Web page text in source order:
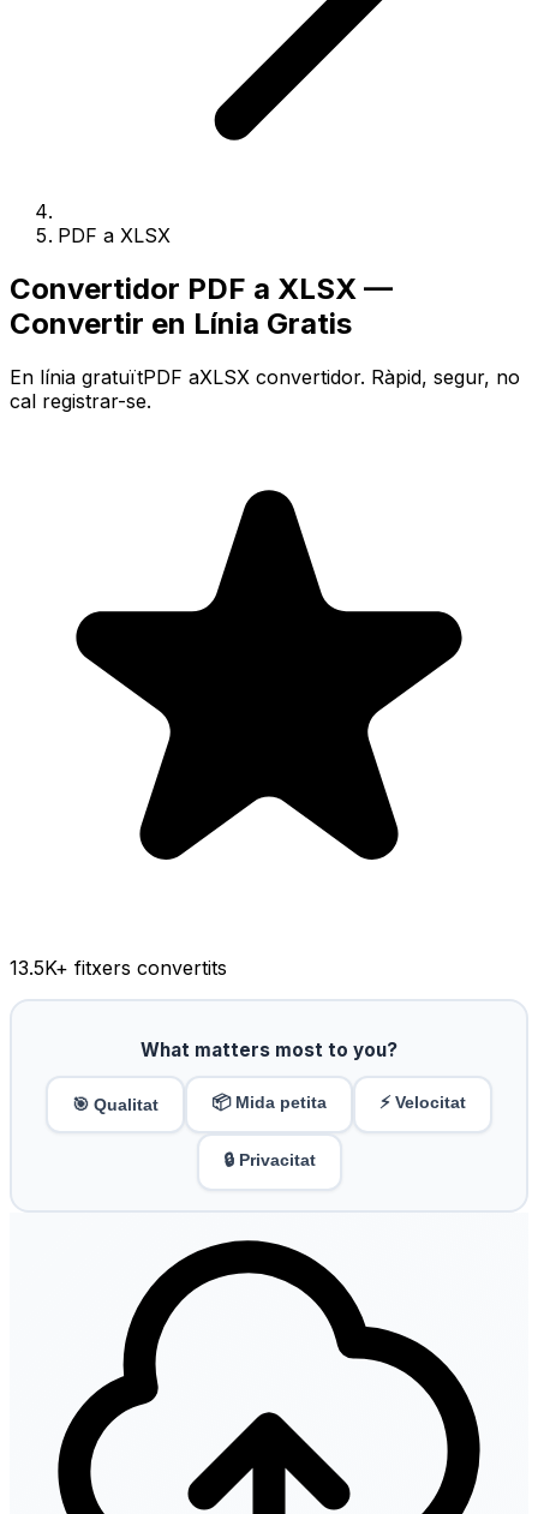
PDF a XLSX
Convertidor PDF a XLSX —
Convertir en Línia Gratis
En línia gratuïtPDF aXLSX convertidor. Ràpid, segur, no
cal registrar-se.
13.5K+ fitxers convertits
What matters most to you?
🎯 Qualitat 📦 Mida petita ⚡ Velocitat
🔒 Privacitat